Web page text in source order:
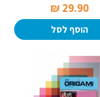
29.90 ₪‎
הוסף לסל